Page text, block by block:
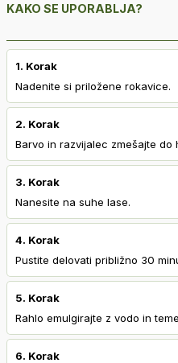
KAKO SE UPORABLJA?
1. Korak
Nadenite si priložene rokavice.
2. Korak
Barvo in razvijalec zmešajte do
3. Korak
Nanesite na suhe lase.
4. Korak
Pustite delovati približno 30
5. Korak
Rahlo emulgirajte z vodo in
6. Korak